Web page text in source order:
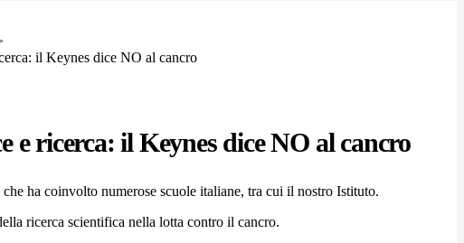
il Keynes dice NO al cancro
e ricerca: il Keynes dice NO al cancro
ha coinvolto numerose scuole italiane, tra cui il nostro Istituto.
ricerca scientifica nella lotta contro il cancro.